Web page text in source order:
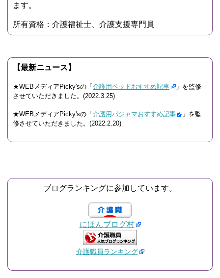
ます。
所有資格：介護福祉士、介護支援専門員
【最新ニュース】
★WEBメディアPicky'sの「 介護用ベッドおすすめ記事
」を監修
させていただきました。(2022.3.25)
★WEBメディアPicky'sの「 介護用パジャマおすすめ記事
」を監
修させていただきました。(2022.2.20)
ブログランキングに参加しています。
にほんブログ村
介護職員ランキング